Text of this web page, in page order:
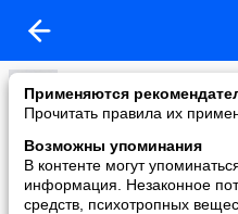
Применяются
Прочитать правила их
Возможны упоминания
В контенте могут
информация. Незаконное
средств, психотропных
Зинок
added a photo
12 Feb в 20:07